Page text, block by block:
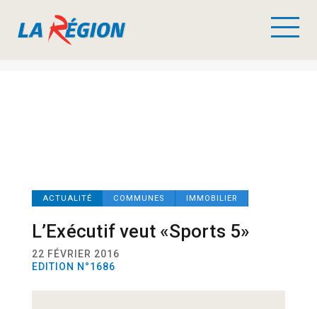
ACTUALITÉ COMMUNES IMMOBILIER
L’Exécutif veut «Sports 5»
22 FÉVRIER 2016
EDITION N°1686